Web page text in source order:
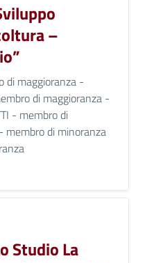
–
di maggioranza -
di maggioranza -
- membro di
membro di minoranza
Studio La